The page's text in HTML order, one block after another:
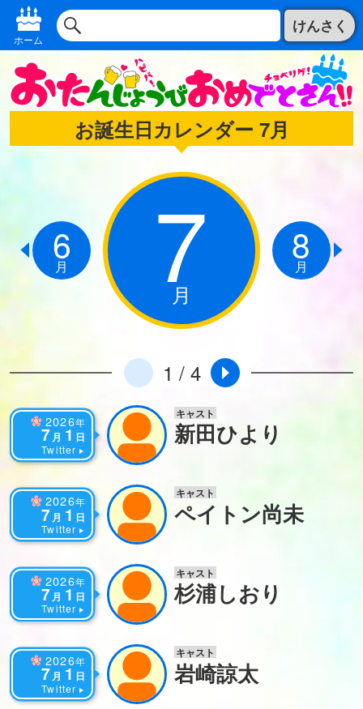
ホーム
けんさく
お誕生日カレンダー 7月
6
月 7
月
8
月
1 / 4
2026年
7月 1 日
Twitter
キャスト
新田ひより
2026年
7月 1 日
Twitter
キャスト
ペイトン尚未
2026年
7月 1 日
Twitter
キャスト
杉浦しおり
2026年
7月 1 日
Twitter
キャスト
岩崎諒太